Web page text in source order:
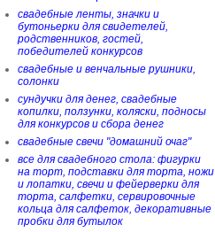
свадебные ленты, значки и
бутоньерки для свидетелей,
родственников, гостей,
победителей конкурсов
свадебные и венчальные рушники,
солонки
сундучки для денег, свадебные
копилки, ползунки, коляски, подносы
для конкурсов и сбора денег
свадебные свечи "домашний очаг"
все для свадебного стола: фигурки
на торт, подставки для торта, ножи
и лопатки, свечи и фейерверки для
торта, салфетки, сервировочные
кольца для салфеток, декоративные
пробки для бутылок